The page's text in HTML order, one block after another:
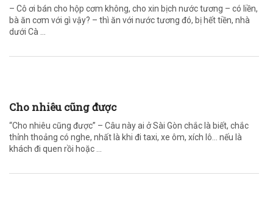
– Cô ơi bán cho hộp cơm không, cho xin bịch nước tương – có liền,
bà ăn cơm với gì vậy? – thì ăn với nước tương đó, bị hết tiền, nhà
dưới Cà ...
Cho nhiêu cũng được
“Cho nhiêu cũng được” – Câu này ai ở Sài Gòn chắc là biết, chắc
thỉnh thoảng có nghe, nhất là khi đi taxi, xe ôm, xích lô… nếu là
khách đi quen rồi hoặc ...